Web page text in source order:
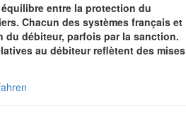
entre la protection du
Chacun des systèmes français et
débiteur, parfois par la sanction.
au débiteur reflètent des mises